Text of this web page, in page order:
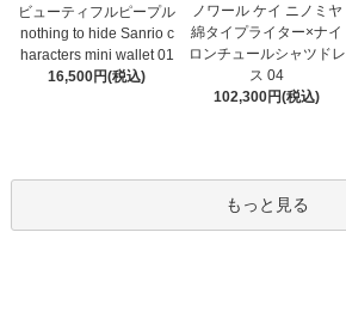
ビューティフルピープル
nothing to hide Sanrio c
haracters mini wallet⁠ 01
16,500円(税込)
ノワール ケイ ニノミヤ
綿タイプライター×ナイ
ロンチュールシャツドレ
ス 04
102,300円(税込)
もっと見る